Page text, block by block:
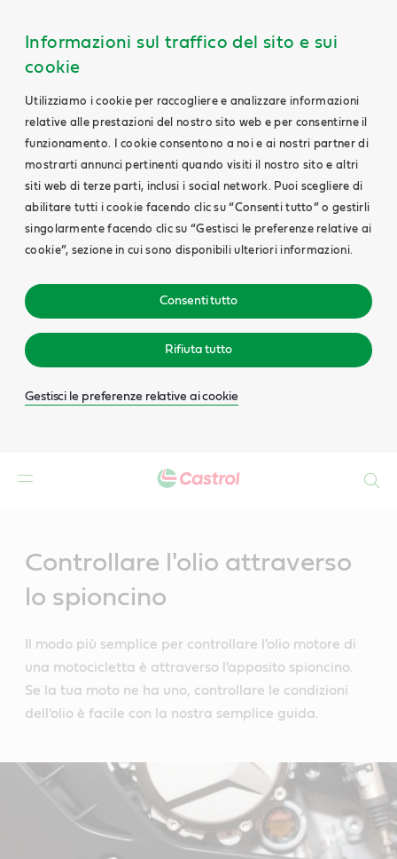
Informazioni sul traffico del sito e sui
cookie
Utilizziamo i cookie per raccogliere e analizzare informazioni
relative alle prestazioni del nostro sito web e per consentirne il
funzionamento. I cookie consentono a noi e ai nostri partner di
mostrarti annunci pertinenti quando visiti il nostro sito e altri
siti web di terze parti, inclusi i social network. Puoi scegliere di
abilitare tutti i cookie facendo clic su “Consenti tutto” o gestirli
singolarmente facendo clic su “Gestisci le preferenze relative ai
cookie”, sezione in cui sono disponibili ulteriori informazioni.
Consenti tutto
Rifiuta tutto
Gestisci le preferenze relative ai cookie
Controllare l'olio attraverso
lo spioncino
Il modo più semplice per controllare l'olio motore di
una motocicletta è attraverso l'apposito spioncino.
Se la tua moto ne ha uno, controllare le condizioni
dell'olio è facile con la nostra semplice guida.